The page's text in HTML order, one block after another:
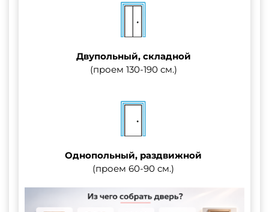
Двупольный, складной
(проем 130-190 см.)
Однопольный, раздвижной
(проем 60-90 см.)